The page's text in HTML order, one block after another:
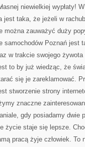
niewielkiej wypłaty!
jest taka, że jeżeli w
można zauważyć duży
Poznań jest
w trakcie swojego
to by już wiedząc, że
się je zareklamować.
stworzenie strony
znaczne
gdy posiadamy dwie
życie staje się lepsze.
pracą żyje człowiek. To